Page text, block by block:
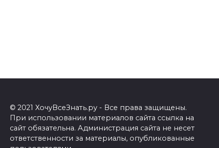
© 2021 ХочуВсеЗнать.ру - Все права защищены.
При использовании материалов сайта ссылка на
сайт обязательна. Администрация сайта не несет
ответственности за материалы, опубликованные